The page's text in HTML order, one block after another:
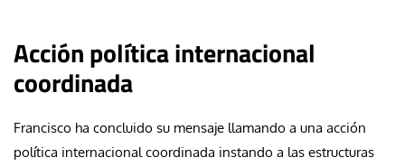
Acción política internacional
coordinada
Francisco ha concluido su mensaje llamando a una acción
política internacional coordinada instando a las estructuras